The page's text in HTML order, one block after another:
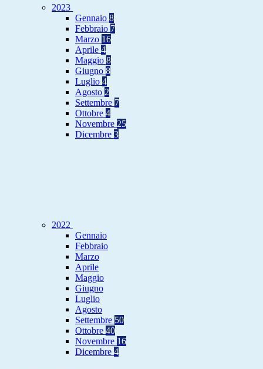
2023
Gennaio 8
Febbraio 7
Marzo 16
Aprile 4
Maggio 8
Giugno 8
Luglio 4
Agosto 2
Settembre 7
Ottobre 4
Novembre 25
Dicembre 3
2022
Gennaio
Febbraio
Marzo
Aprile
Maggio
Giugno
Luglio
Agosto
Settembre 50
Ottobre 40
Novembre 16
Dicembre 4